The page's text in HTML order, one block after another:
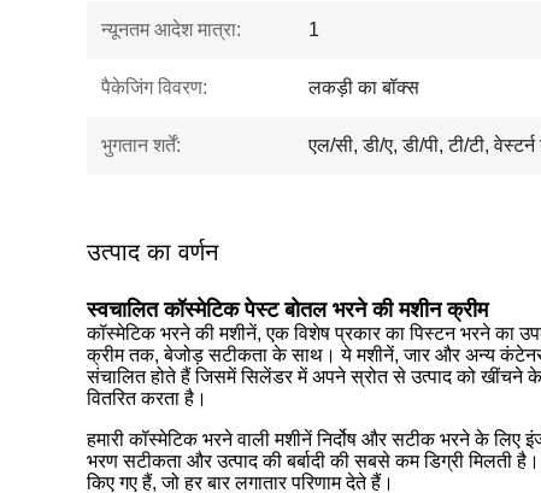
न्यूनतम आदेश मात्रा: 1
पैकेजिंग विवरण: लकड़ी का बॉक्स
भुगतान शर्तें: एल/सी, डी/ए, डी/पी, टी/टी,
उत्पाद का वर्णन
स्वचालित कॉस्मेटिक पेस्ट बोतल भरने की मशीन क्रीम
कॉस्मेटिक भरने की मशीनें, एक विशेष प्रकार का पिस्टन भरने का
क्रीम तक, बेजोड़ सटीकता के साथ। ये मशीनें, जार और अन्य
संचालित होते हैं जिसमें सिलेंडर में अपने स्रोत से उत्पाद को खींचने
वितरित करता है।
हमारी कॉस्मेटिक भरने वाली मशीनें निर्दोष और सटीक भरने के
भरण सटीकता और उत्पाद की बर्बादी की सबसे कम डिग्री मिलती
किए गए हैं, जो हर बार लगातार परिणाम देते हैं।